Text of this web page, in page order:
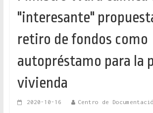
"interesante"
retiro de fondos como
autopréstamo para la
vivienda
2020-10-16 Centro de